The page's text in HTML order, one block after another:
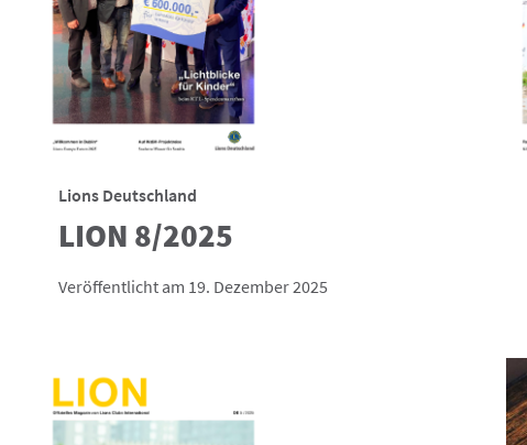
Lions Deutschland
LION 8/2025
Veröffentlicht am 19. Dezember 2025